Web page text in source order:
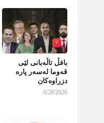
7
بافڵ تاڵەبانی لێی
قەوما لەسەر پارە
دزراوەکان
6/28/2026